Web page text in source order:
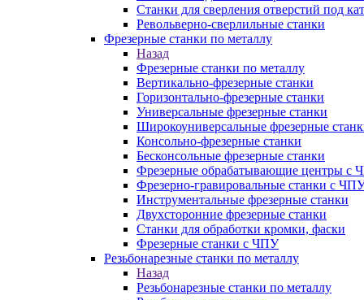
Станки для сверления отверстий под
Револьверно-сверлильные станки
Фрезерные станки по металлу
Назад
Фрезерные станки по металлу
Вертикально-фрезерные станки
Горизонтально-фрезерные станки
Универсальные фрезерные станки
Широкоуниверсальные фрезерные
Консольно-фрезерные станки
Бесконсольные фрезерные станки
Фрезерные обрабатывающие центры с
Фрезерно-гравировальные станки с
Инструментальные фрезерные станки
Двухсторонние фрезерные станки
Станки для обработки кромки, фаски
Фрезерные станки с ЧПУ
Резьбонарезные станки по металлу
Назад
Резьбонарезные станки по металлу